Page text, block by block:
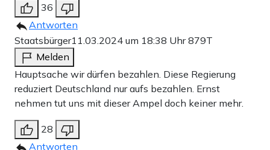
36
Antworten
Staatsbürger11.03.2024 um 18:38 Uhr879T
Melden
Hauptsache wir dürfen bezahlen. Diese Regierung
reduziert Deutschland nur aufs bezahlen. Ernst
nehmen tut uns mit dieser Ampel doch keiner mehr.
28
Antworten